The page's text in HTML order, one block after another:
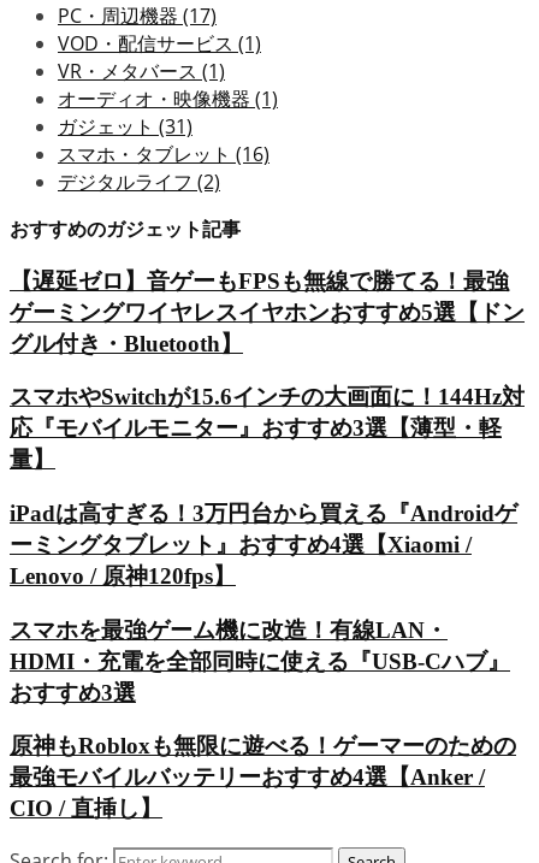
PC・周辺機器 (17)
VOD・配信サービス (1)
VR・メタバース (1)
オーディオ・映像機器 (1)
ガジェット (31)
スマホ・タブレット (16)
デジタルライフ (2)
おすすめのガジェット記事
【遅延ゼロ】音ゲーもFPSも無線で勝てる！最強
ゲーミングワイヤレスイヤホンおすすめ5選【ドン
グル付き・Bluetooth】
スマホやSwitchが15.6インチの大画面に！144Hz対
応『モバイルモニター』おすすめ3選【薄型・軽
量】
iPadは高すぎる！3万円台から買える『Androidゲ
ーミングタブレット』おすすめ4選【Xiaomi /
Lenovo / 原神120fps】
スマホを最強ゲーム機に改造！有線LAN・
HDMI・充電を全部同時に使える『USB-Cハブ』
おすすめ3選
原神もRobloxも無限に遊べる！ゲーマーのための
最強モバイルバッテリーおすすめ4選【Anker /
CIO / 直挿し】